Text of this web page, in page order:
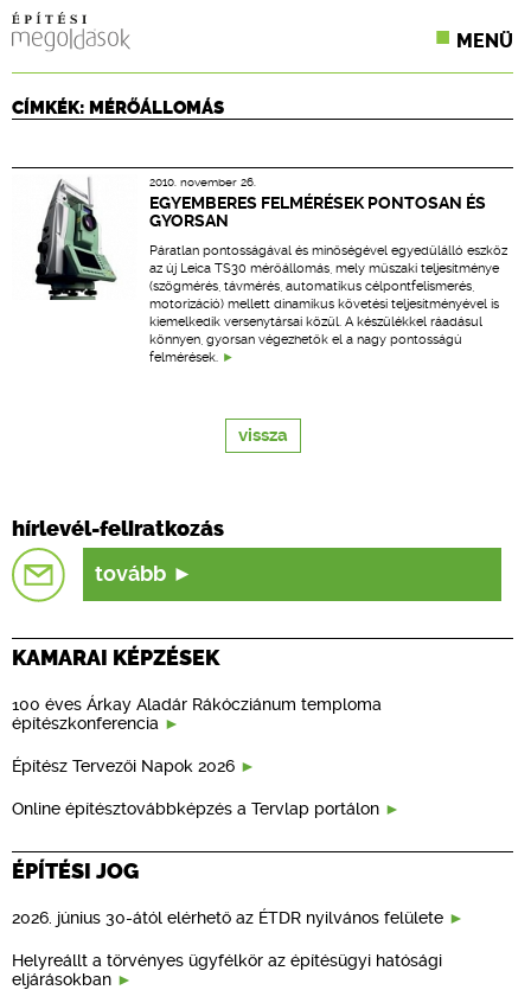
MENÜ
KONFERENCIÁK
CPR TERMÉKKIÍRÁS
ÉPÍTÉSI JOG
ONLINE KÉPZÉSEK
TERVEZÉSI SEGÉDLETEK
CÍMKÉK: MÉRŐÁLLOMÁS
2010. november 26.
EGYEMBERES FELMÉRÉSEK PONTOSAN ÉS
GYORSAN
Páratlan pontosságával és minőségével egyedülálló eszköz
az új Leica TS30 mérőállomás, mely műszaki teljesítménye
(szögmérés, távmérés, automatikus célpontfelismerés,
motorizáció) mellett dinamikus követési teljesítményével is
kiemelkedik versenytársai közül. A készülékkel ráadásul
könnyen, gyorsan végezhetők el a nagy pontosságú
felmérések.
vissza
hírlevél-feliratkozás
tovább
KAMARAI KÉPZÉSEK
100 éves Árkay Aladár Rákócziánum temploma
építészkonferencia
Építész Tervezői Napok 2026
Online építésztovábbképzés a Tervlap portálon
ÉPÍTÉSI JOG
2026. június 30-ától elérhető az ÉTDR nyilvános felülete
Helyreállt a törvényes ügyfélkör az építésügyi hatósági
eljárásokban